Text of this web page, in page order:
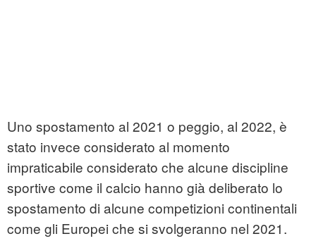
Uno spostamento al 2021 o peggio, al 2022, è
stato invece considerato al momento
impraticabile considerato che alcune discipline
sportive come il calcio hanno già deliberato lo
spostamento di alcune competizioni continentali
come gli Europei che si svolgeranno nel 2021.